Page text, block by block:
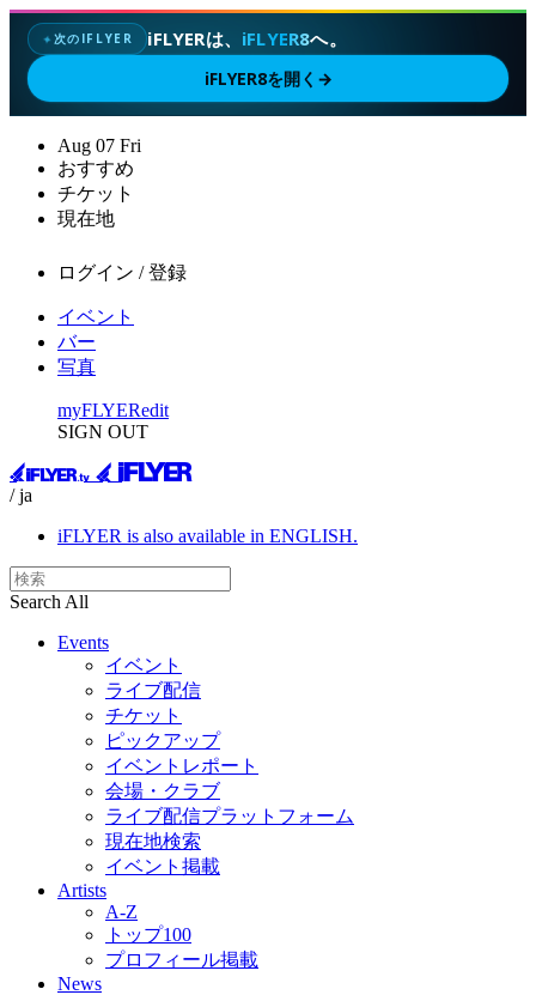
✦次のIFLYER iFLYERは、 iFLYER8へ。
iFLYER8を開く →
Aug 07 Fri
おすすめ
チケット
現在地
ログイン / 登録
イベント
バー
写真
myFLYERedit
SIGN OUT
/ ja
iFLYER is also available in ENGLISH.
Search All
Events
イベント
ライブ配信
チケット
ピックアップ
イベントレポート
会場・クラブ
ライブ配信プラットフォーム
現在地検索
イベント掲載
Artists
A-Z
トップ100
プロフィール掲載
News